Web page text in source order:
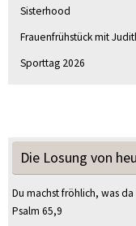
Sisterhood
Frauenfrühstück mit
Sporttag 2026
Die Losung von
Du machst fröhlich, was
Psalm 65,9